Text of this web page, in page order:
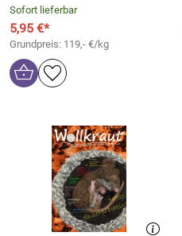
Sofort lieferbar
5,95 €*
Grundpreis: 119,- €/kg